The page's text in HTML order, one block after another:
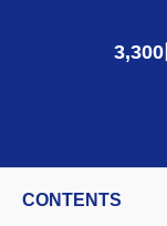
CONTENTS